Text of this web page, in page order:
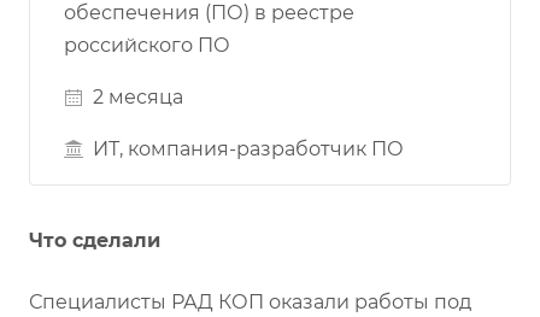
обеспечения (ПО) в реестре
российского ПО
2 месяца
ИТ, компания-разработчик ПО
Что сделали
Специалисты РАД КОП оказали работы под